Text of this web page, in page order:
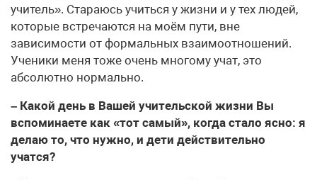
учитель». Стараюсь учиться у жизни и у тех людей,
которые встречаются на моём пути, вне
зависимости от формальных взаимоотношений.
Ученики меня тоже очень многому учат, это
абсолютно нормально.
– Какой день в Вашей учительской жизни Вы
вспоминаете как «тот самый», когда стало ясно: я
делаю то, что нужно, и дети действительно
учатся?